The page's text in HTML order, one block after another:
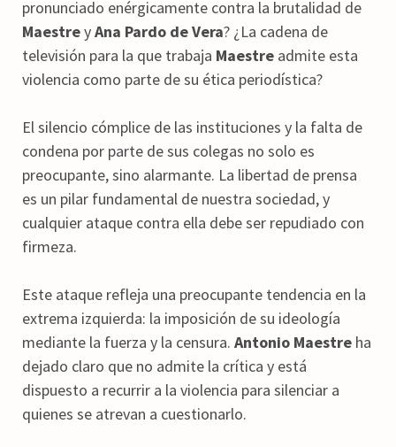
pronunciado enérgicamente contra la brutalidad de
MaestreyAna Pardo de Vera? ¿La cadena de
televisión para la que trabaja Maestre admite esta
violencia como parte de su ética periodística?
El silencio cómplice de las instituciones y la falta de
condena por parte de sus colegas no solo es
preocupante, sino alarmante. La libertad de prensa
es un pilar fundamental de nuestra sociedad, y
cualquier ataque contra ella debe ser repudiado con
firmeza.
Este ataque refleja una preocupante tendencia en la
extrema izquierda: la imposición de su ideología
mediante la fuerza y la censura. Antonio Maestre ha
dejado claro que no admite la crítica y está
dispuesto a recurrir a la violencia para silenciar a
quienes se atrevan a cuestionarlo.